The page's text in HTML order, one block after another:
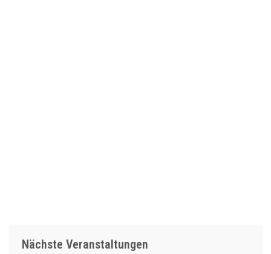
Nächste Veranstaltungen